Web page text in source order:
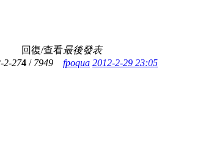
回復/查看最後發表
2-274 / 7949 fpoqua 2012-2-29 23:05